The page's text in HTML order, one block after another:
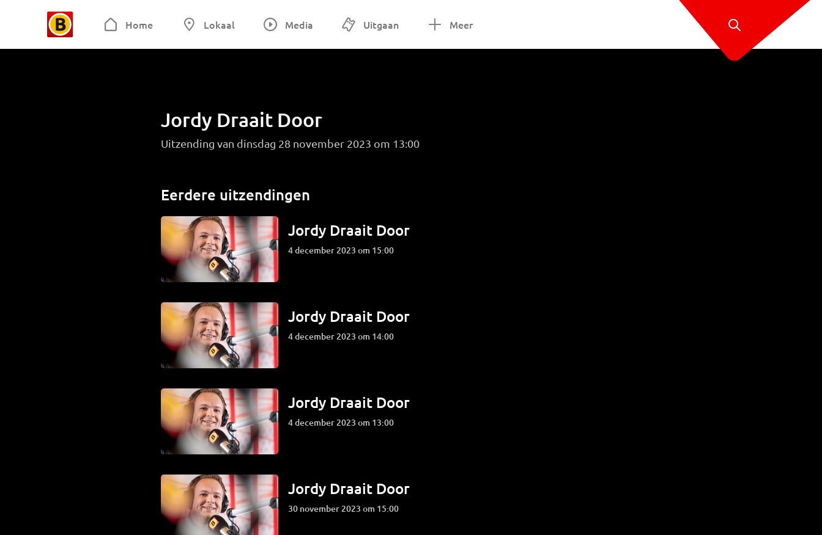
Home Lokaal Media Uitgaan Meer
Jordy Draait Door
Uitzending van dinsdag 28 november 2023 om 13:00
Eerdere uitzendingen
Jordy Draait Door
4 december 2023 om 15:00
Jordy Draait Door
4 december 2023 om 14:00
Jordy Draait Door
4 december 2023 om 13:00
Jordy Draait Door
30 november 2023 om 15:00